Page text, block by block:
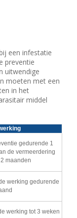
een infestatie
preventie
uitwendige
moeten met een
in het
middel
gedurende 1
de vermeerdering
maanden
werking gedurende
werking tot 3 weken